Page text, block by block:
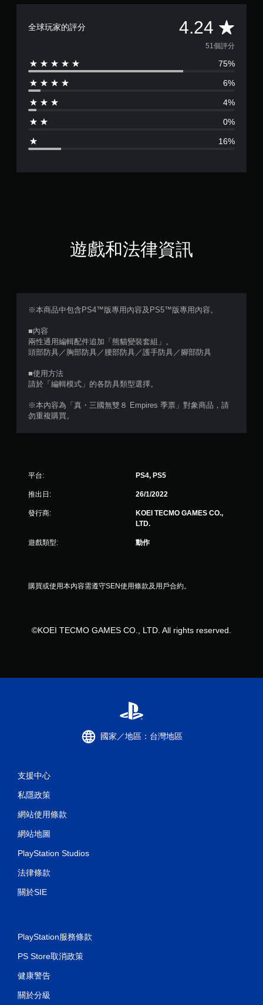
全球玩家的評分 4.24 平
均
評
分
4
2
）
共
則
51個評分
75%
6%
4%
0%
16%
遊戲和法律資訊
※本商品中包含PS4™版專用內容及PS5™版專用內容。
■內容
兩性通用編輯配件追加「熊貓變裝套組」。
頭部防具／胸部防具／腰部防具／護手防具／腳部防具
■使用方法
請於「編輯模式」的各防具類型選擇。
※本內容為「真・三國無雙８ Empires 季票」對象商品，請
勿重複購買。
平台: PS4, PS5
推出日: 26/1/2022
發行商:
KOEI TECMO GAMES CO.,
LTD.
遊戲類型: 動作
購買或使用本內容需遵守SEN使用條款及用戶合約。
©KOEI TECMO GAMES CO., LTD. All rights reserved.
國家／地區：台灣地區
支援中心
私隱政策
網站使用條款
網站地圖
PlayStation Studios
法律條款
關於SIE
PlayStation服務條款
PS Store取消政策
健康警告
關於分級